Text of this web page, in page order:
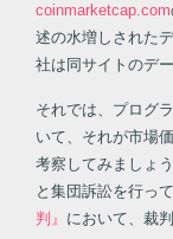
coinmarketcap.com
述の水増しされた
社は同サイトのデ
それでは、プログ
いて、それが市場
考察してみましょ
と集団訴訟を行っ
判』 において、裁